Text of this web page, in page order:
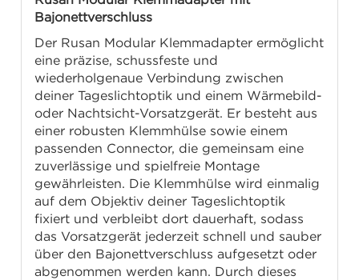
Bajonettverschluss
Der Rusan Modular Klemmadapter ermöglicht
eine präzise, schussfeste und
wiederholgenaue Verbindung zwischen
deiner Tageslichtoptik und einem Wärmebild-
oder Nachtsicht-Vorsatzgerät. Er besteht aus
einer robusten Klemmhülse sowie einem
passenden Connector, die gemeinsam eine
zuverlässige und spielfreie Montage
gewährleisten. Die Klemmhülse wird einmalig
auf dem Objektiv deiner Tageslichtoptik
fixiert und verbleibt dort dauerhaft, sodass
das Vorsatzgerät jederzeit schnell und sauber
über den Bajonettverschluss aufgesetzt oder
abgenommen werden kann. Durch dieses